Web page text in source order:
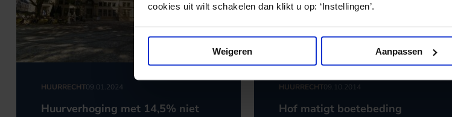
cookies uit wilt schakelen dan klikt u op: ‘Instellingen’.
Weigeren Aanpassen
HUURRECHT09.01.2024
Huurverhoging met 14,5% niet
HUURRECHT09.10.2014
Hof matigt boetebeding